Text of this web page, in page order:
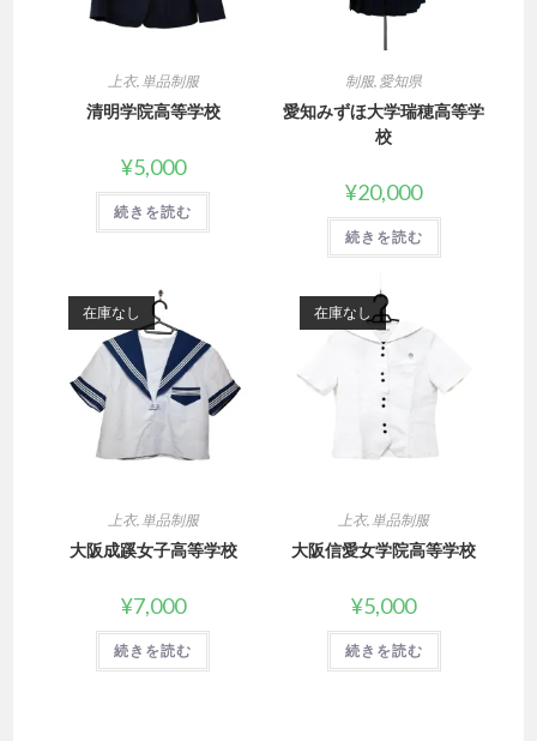
上衣, 単品制服
清明学院高等学校
¥5,000
続きを読む
制服, 愛知県
愛知みずほ大学瑞穂高等学
校
¥20,000
続きを読む
在庫なし
上衣, 単品制服
大阪成蹊女子高等学校
¥7,000
続きを読む
在庫なし
上衣, 単品制服
大阪信愛女学院高等学校
¥5,000
続きを読む